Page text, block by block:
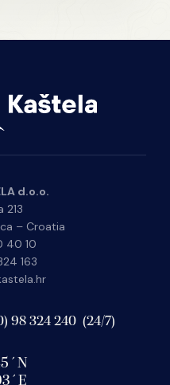
d.o.o.
213
– Croatia
40 10
163
98 324 240 (24/7)